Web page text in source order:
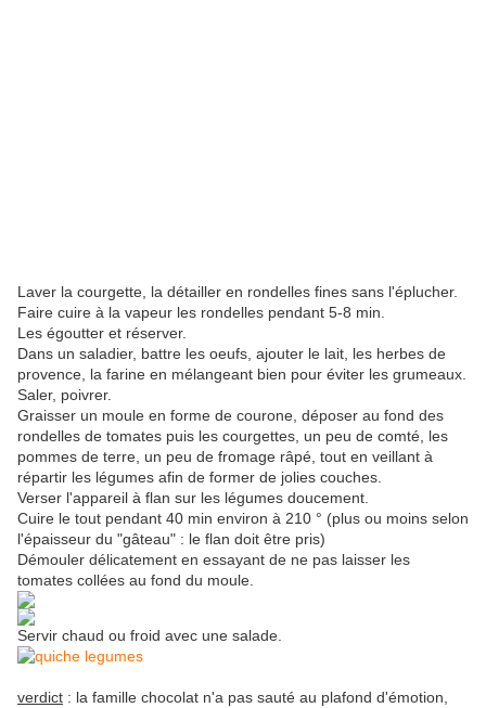
Laver la courgette, la détailler en rondelles fines sans l'éplucher.
Faire cuire à la vapeur les rondelles pendant 5-8 min.
Les égoutter et réserver.
Dans un saladier, battre les oeufs, ajouter le lait, les herbes de
provence, la farine en mélangeant bien pour éviter les grumeaux.
Saler, poivrer.
Graisser un moule en forme de courone, déposer au fond des
rondelles de tomates puis les courgettes, un peu de comté, les
pommes de terre, un peu de fromage râpé, tout en veillant à
répartir les légumes afin de former de jolies couches.
Verser l'appareil à flan sur les légumes doucement.
Cuire le tout pendant 40 min environ à 210 ° (plus ou moins selon
l'épaisseur du "gâteau" : le flan doit être pris)
Démouler délicatement en essayant de ne pas laisser les
tomates collées au fond du moule.
Servir chaud ou froid avec une salade.
verdict : la famille chocolat n'a pas sauté au plafond d'émotion,